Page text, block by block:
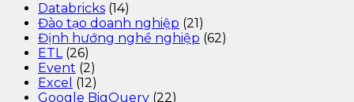
Databricks (14)
Đào tạo doanh nghiệp (21)
Định hướng nghề nghiệp (62)
ETL (26)
Event (2)
Excel (12)
Google BigQuery (22)